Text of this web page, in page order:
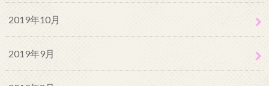
2019年10月
2019年9月